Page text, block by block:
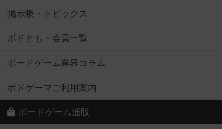
掲示板・トピックス
ボドとも・会員一覧
ボードゲーム業界コラム
ボドゲーマご利用案内
ボードゲーム通販